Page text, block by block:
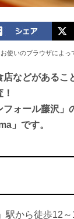
お使いのブラウザによ
店などがある
ォール藤沢」
」です。
から徒歩12